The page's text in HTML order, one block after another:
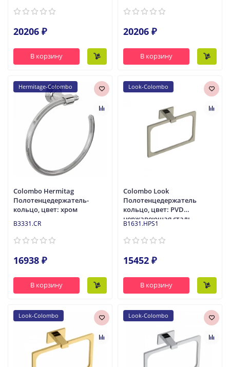
20206 ₽
В корзину
20206 ₽
В корзину
Hermitage-Colombo
Colombo Hermitag
Полотенцедержатель-
кольцо, цвет: хром
B3331.CR
16938 ₽
В корзину
Look-Colombo
Colombo Look
Полотенцедержатель
кольцо, цвет: PVD
нержавеющая сталь
B1631.HPS1
15452 ₽
В корзину
Look-Colombo Look-Colombo